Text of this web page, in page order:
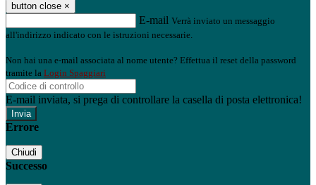
button close ×
E-mail Verrà inviato un messaggio
all'indirizzo indicato con le istruzioni necessarie.
Non hai una e-mail associata al nome utente? Effettua il reset della password
tramite la Login Spaggiari
E-mail inviata, si prega di controllare la casella di posta elettronica!
Errore
Chiudi
Successo